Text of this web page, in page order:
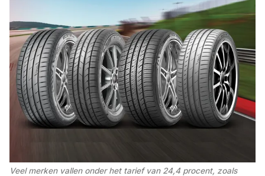
Veel merken vallen onder het tarief van 24,4 procent, zoals